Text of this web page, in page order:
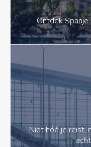
Ontdek
Niet hóé je reist,